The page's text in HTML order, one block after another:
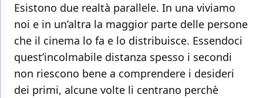
Esistono due realtà parallele. In una viviamo
noi e in un’altra la maggior parte delle persone
che il cinema lo fa e lo distribuisce. Essendoci
quest’incolmabile distanza spesso i secondi
non riescono bene a comprendere i desideri
dei primi, alcune volte li centrano perchè